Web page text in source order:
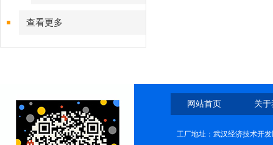
查看更多
网站首页 关
工厂地址：武汉经济技术开